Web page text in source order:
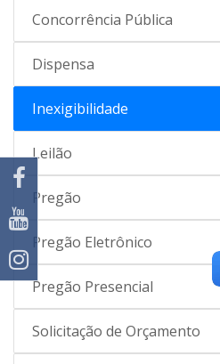
Concorrência Pública
Dispensa
Inexigibilidade
Leilão
Pregão
Pregão Eletrônico
Pregão Presencial
Solicitação de Orçamento